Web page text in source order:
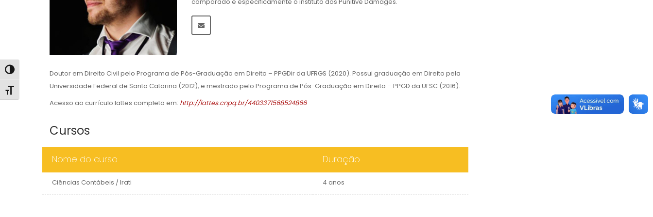
Alternar alto contraste
Alternar tamanho da fonte
Doutor em Direito Civil pelo Programa de Pós-Graduação em Direito – PPGDir da UFRGS (2020). Possui graduação em Direito pela
Universidade Federal de Santa Catarina (2012), e mestrado pelo Programa de Pós-Graduação em Direito – PPGD da UFSC (2016).
Acesso ao currículo lattes completo em: http://lattes.cnpq.br/4403371568524866
Cursos
Nome do curso Duração
Ciências Contábeis / Irati 4 anos